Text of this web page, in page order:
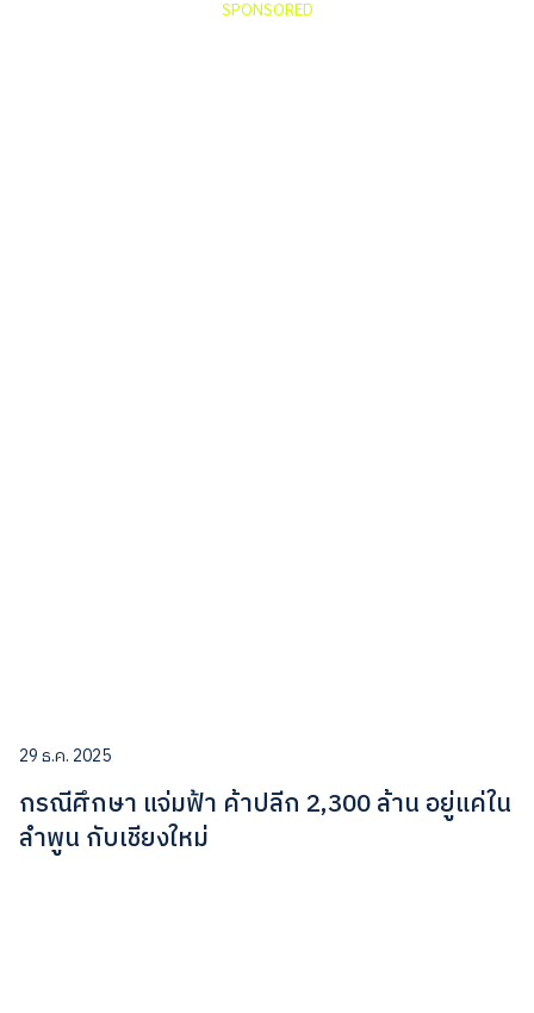
SPONSORED
29 ธ.ค. 2025
กรณีศึกษา แจ่มฟ้า ค้าปลีก 2,300 ล้าน อยู่แค่ใน
ลำพูน กับเชียงใหม่